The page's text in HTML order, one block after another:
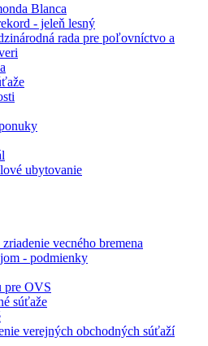
Blanca
- jeleň lesný
rada pre poľovníctvo a
ubytovanie
vecného bremena
- podmienky
pre OVS
súťaže
verejných obchodných súťaží